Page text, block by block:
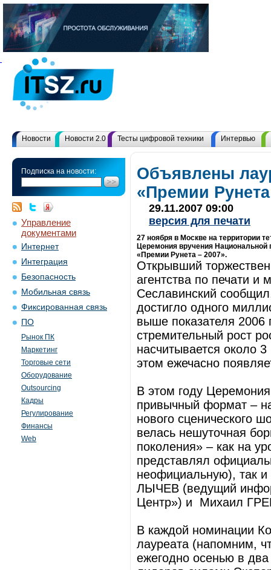
Новости Новости 2.0 Тесты цифровой техники Интервью
Подписка на новости:
Управление
документами
Интернет
Интеграция
Безопасность
Мобильная связь
Фиксированная связь
ПО
Рынок ПК
Маркетинг
Торговые сети
Оборудование
Outsourcing
Кадры
Регулирование
Финансы
Web
Объявлены
«Премии
29.11.2007 09:00
версия для печати
27 ноября в Москве на территории
Церемония вручения Национальной
«Премии Рунета – 2007».
Открывший
агентства по печати
Сеславинский
достигло одного
выше показателя 2006
стремительный рост
насчитывается около
этом ежечасно
В этом году
привычный формат –
нового сценического
велась нешуточная
поколения» – как на
представлял
неофициальную), так
ЛЫЧЕВ (ведущий
Центр») и Михаил
В каждой номинации
лауреата (напомним,
ежегодно осенью в